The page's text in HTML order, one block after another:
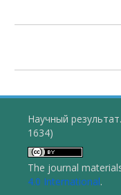
Научный
1634)
The journal
4.0 International.